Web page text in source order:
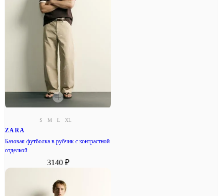
S M L XL
ZARA
Базовая футболка в рубчик с контрастной
отделкой
3140 ₽